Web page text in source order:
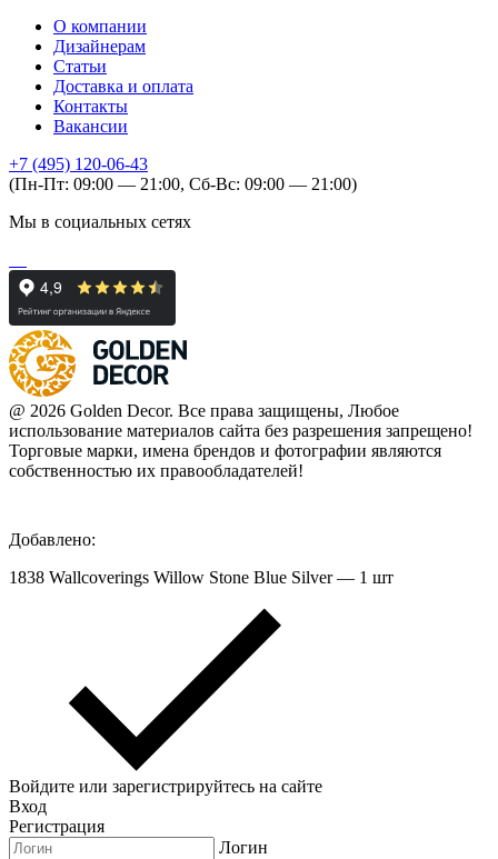
О компании
Дизайнерам
Статьи
Доставка и оплата
Контакты
Вакансии
+7 (495) 120-06-43
(Пн-Пт: 09:00 — 21:00, Сб-Вс: 09:00 — 21:00)
Мы в социальных сетях
@ 2026 Golden Decor. Все права защищены, Любое
использование материалов сайта без разрешения запрещено!
Торговые марки, имена брендов и фотографии являются
собственностью их правообладателей!
Добавлено:
1838 Wallcoverings Willow Stone Blue Silver — 1 шт
Войдите или зарегистрируйтесь на сайте
Вход
Регистрация
Логин